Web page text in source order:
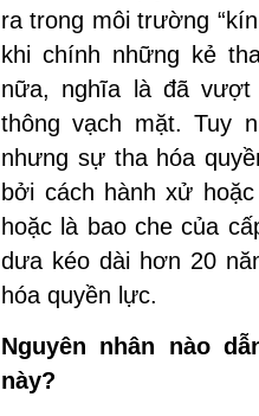
ra trong môi trường
khi chính những kẻ
nữa, nghĩa là đã
thông vạch mặt. Tuy
nhưng sự tha hóa
bởi cách hành xử
hoặc là bao che của
dưa kéo dài hơn 20
hóa quyền lực.
Nguyên nhân nào
này?